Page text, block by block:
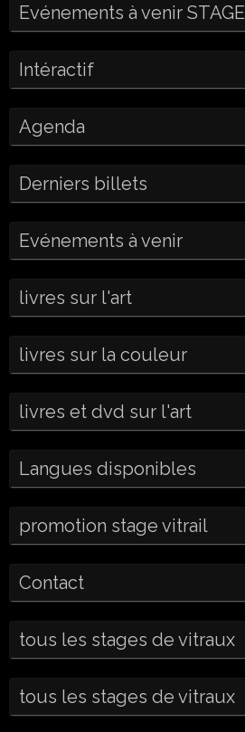
Evénements à venir STAGE
Intéractif
Agenda
Derniers billets
Evénements à venir
livres sur l'art
livres sur la couleur
livres et dvd sur l'art
Langues disponibles
promotion stage vitrail
Contact
tous les stages de vitraux
tous les stages de vitraux